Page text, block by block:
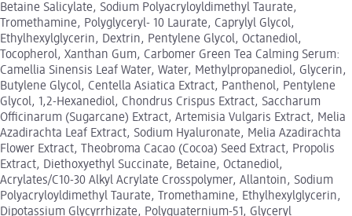
Betaine Salicylate, Sodium Polyacryloyldimethyl Taurate,
Tromethamine, Polyglyceryl- 10 Laurate, Caprylyl Glycol,
Ethylhexylglycerin, Dextrin, Pentylene Glycol, Octanediol,
Tocopherol, Xanthan Gum, Carbomer Green Tea Calming Serum:
Camellia Sinensis Leaf Water, Water, Methylpropanediol, Glycerin,
Butylene Glycol, Centella Asiatica Extract, Panthenol, Pentylene
Glycol, 1,2-Hexanediol, Chondrus Crispus Extract, Saccharum
Officinarum (Sugarcane) Extract, Artemisia Vulgaris Extract, Melia
Azadirachta Leaf Extract, Sodium Hyaluronate, Melia Azadirachta
Flower Extract, Theobroma Cacao (Cocoa) Seed Extract, Propolis
Extract, Diethoxyethyl Succinate, Betaine, Octanediol,
Acrylates/C10-30 Alkyl Acrylate Crosspolymer, Allantoin, Sodium
Polyacryloyldimethyl Taurate, Tromethamine, Ethylhexylglycerin,
Dipotassium Glycyrrhizate, Polyquaternium-51, Glyceryl